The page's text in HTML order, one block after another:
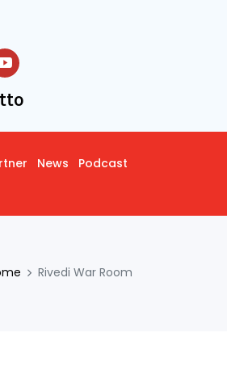
News Podcast
Rivedi War Room